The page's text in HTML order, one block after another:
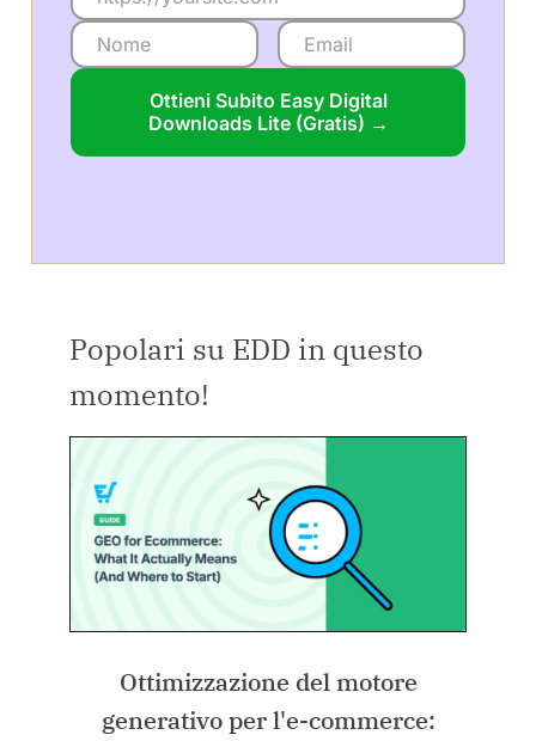
Ottieni Subito Easy Digital
Downloads Lite (Gratis) →
Popolari su EDD in questo
momento!
Ottimizzazione del motore
generativo per l'e-commerce: